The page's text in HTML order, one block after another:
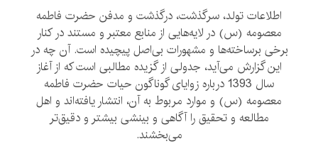
اطلاعات تولد، سرگذشت، درگذشت و مدفن حضرت فاطمه
معصومه (س) در لایه‌هایی از منابع معتبر و مستند در کنار
برخی برساخته‌ها و مشهورات بی‌اصل پیچیده است. آن چه در
این گزارش می‌‌آید، جدولی از گزیده مطالبی است که از آغاز
سال 1393 درباره زوایای گوناگون حیات حضرت فاطمه
معصومه (س) و موارد مربوط به آن، انتشار یافته‌اند و اهل
مطالعه و تحقیق را آگاهی و بینشی بیشتر و دقیق‌تر
می‌بخشند.